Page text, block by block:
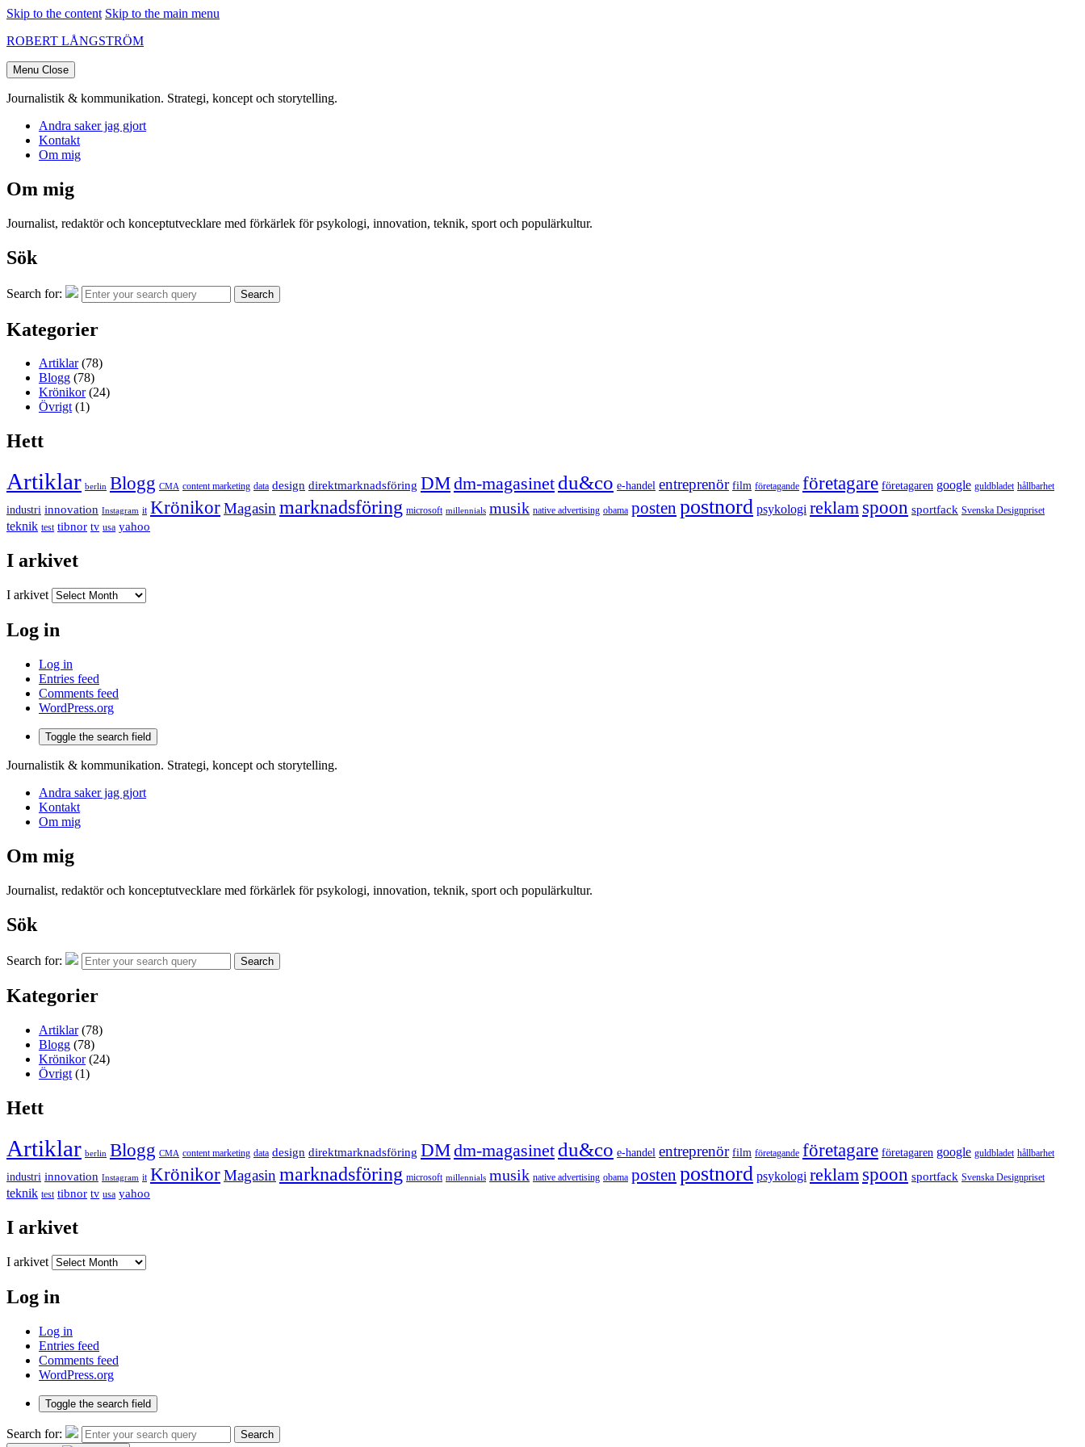
Skip to the content Skip to the main menu
ROBERT LÅNGSTRÖM
Menu Close
Journalistik & kommunikation. Strategi, koncept och storytelling.
Andra saker jag gjort
Kontakt
Om mig
Om mig
Journalist, redaktör och konceptutvecklare med förkärlek för psykologi, innovation, teknik, sport och populärkultur.
Sök
Search for: Search
Kategorier
Artiklar(78)
Blogg (78)
Krönikor(24)
Övrigt(1)
Hett
Artiklar berlin Blogg CMA content marketing data design direktmarknadsföring DMdm-magasinet du&co e-handel entreprenör film företagande företagare företagaren google guldbladet hållbarhet
industri innovation Instagram it KrönikorMagasinmarknadsföring microsoft millennials musik native advertising obama posten postnord psykologi reklam spoon sportfack Svenska Designpriset
teknik test tibnor tv usa yahoo
I arkivet
I arkivet
Log in
Log in
Entries feed
Comments feed
WordPress.org
Toggle the search field
Journalistik & kommunikation. Strategi, koncept och storytelling.
Andra saker jag gjort
Kontakt
Om mig
Om mig
Journalist, redaktör och konceptutvecklare med förkärlek för psykologi, innovation, teknik, sport och populärkultur.
Sök
Search for: Search
Kategorier
Artiklar(78)
Blogg (78)
Krönikor(24)
Övrigt (1)
Hett
Artiklar berlin Blogg CMA content marketing data design direktmarknadsföring DMdm-magasinet du&co e-handel entreprenör film företagande företagare företagaren google guldbladet hållbarhet
industri innovation Instagram it KrönikorMagasin marknadsföring microsoft millennials musik native advertising obama posten postnord psykologi reklam spoon sportfack Svenska Designpriset
teknik test tibnor tv usa yahoo
I arkivet
I arkivet
Log in
Log in
Entries feed
Comments feed
WordPress.org
Toggle the search field
Search for: Search